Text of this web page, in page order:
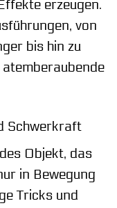
erzeugen.
von
bis hin zu
Schwerkraft
Objekt, das
in Bewegung
Tricks und